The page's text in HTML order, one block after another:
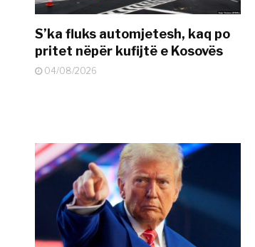
S’ka fluks automjetesh, kaq po
pritet nëpër kufijtë e Kosovës
04/08/2026